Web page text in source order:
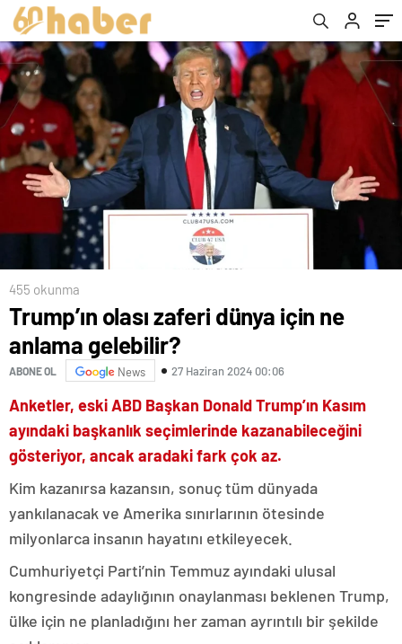
455 okunma
Trump’ın olası zaferi dünya için ne
anlama gelebilir?
ABONE OL News 27 Haziran 2024 00:06
Anketler, eski ABD Başkan Donald Trump’ın Kasım
ayındaki başkanlık seçimlerinde kazanabileceğini
gösteriyor, ancak aradaki fark çok az.
Kim kazanırsa kazansın, sonuç tüm dünyada
yankılanacak ve Amerika sınırlarının ötesinde
milyonlarca insanın hayatını etkileyecek.
Cumhuriyetçi Parti’nin Temmuz ayındaki ulusal
kongresinde adaylığının onaylanması beklenen Trump,
ülke için ne planladığını her zaman ayrıntılı bir şekilde